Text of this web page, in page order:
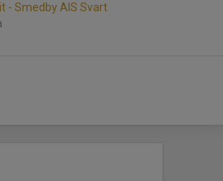
- Smedby AIS Svart